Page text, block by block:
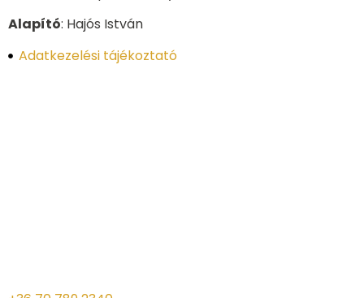
Alapító: Hajós István
Adatkezelési tájékoztató